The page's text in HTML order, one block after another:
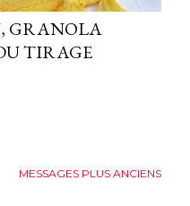
GRANOLA
TIRAGE
MESSAGES PLUS ANCIENS